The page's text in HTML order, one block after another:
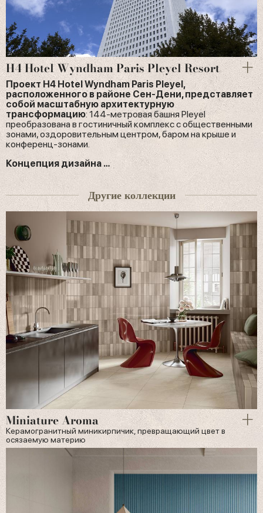
H4 Hotel Wyndham Paris Pleyel Resort
Проект H4 Hotel Wyndham Paris Pleyel,
расположенного в районе Сен-Дени, представляет
собой масштабную архитектурную
трансформацию: 144-метровая башня Pleyel
преобразована в гостиничный комплекс с общественными
зонами, оздоровительным центром, баром на крыше и
конференц-зонами.
Концепция дизайна …
Другие коллекции
Miniature Aroma
Керамогранитный миникирпичик, превращающий цвет в
осязаемую материю